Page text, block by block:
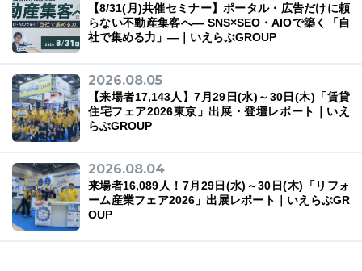
【8/31(月)共催セミナー】ポータル・広告だけに頼
らない不動産集客へ― SNS×SEO・AIOで築く「自
社で集める力」―｜いえらぶGROUP
2026.08.05
【来場者17,143人】7月29日(水)～30日(木)「賃貸
住宅フェア2026東京」出展・登壇レポート｜いえ
らぶGROUP
2026.08.04
来場者16,089人！7月29日(水)～30日(木)「リフォ
ーム産業フェア2026」出展レポート｜いえらぶGR
OUP